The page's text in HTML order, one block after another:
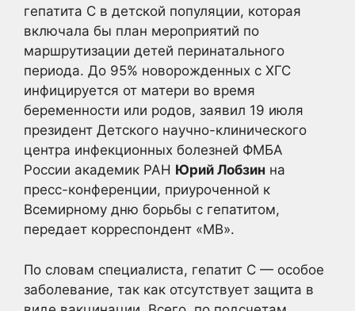
гепатита С в детской популяции, которая
включала бы план мероприятий по
маршрутизации детей перинатального
периода. До 95% новорожденных с ХГС
инфицируется от матери во время
беременности или родов, заявил 19 июля
президент Детского научно-клинического
центра инфекционных болезней ФМБА
России академик РАН Юрий Лобзин на
пресс-конференции, приуроченной к
Всемирному дню борьбы с гепатитом,
передает корреспондент «МВ».
По словам специалиста, гепатит С — особое
заболевание, так как отсутствует защита в